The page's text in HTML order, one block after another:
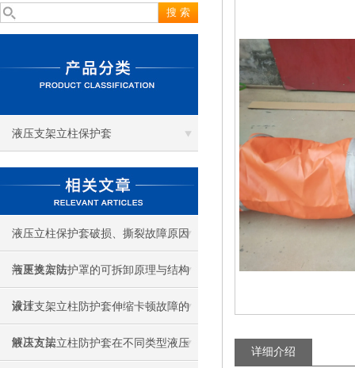
液压支架立柱保护套
液压立柱保护套破损、撕裂故障原因
与更换方法
液压支架防护罩的可拆卸原理与结构
设计
液压支架立柱防护套伸缩卡顿故障的
解决方法
液压支架立柱防护套在不同类型液压
详细介绍